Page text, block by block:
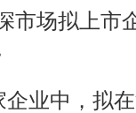
场拟上市
业中，拟在